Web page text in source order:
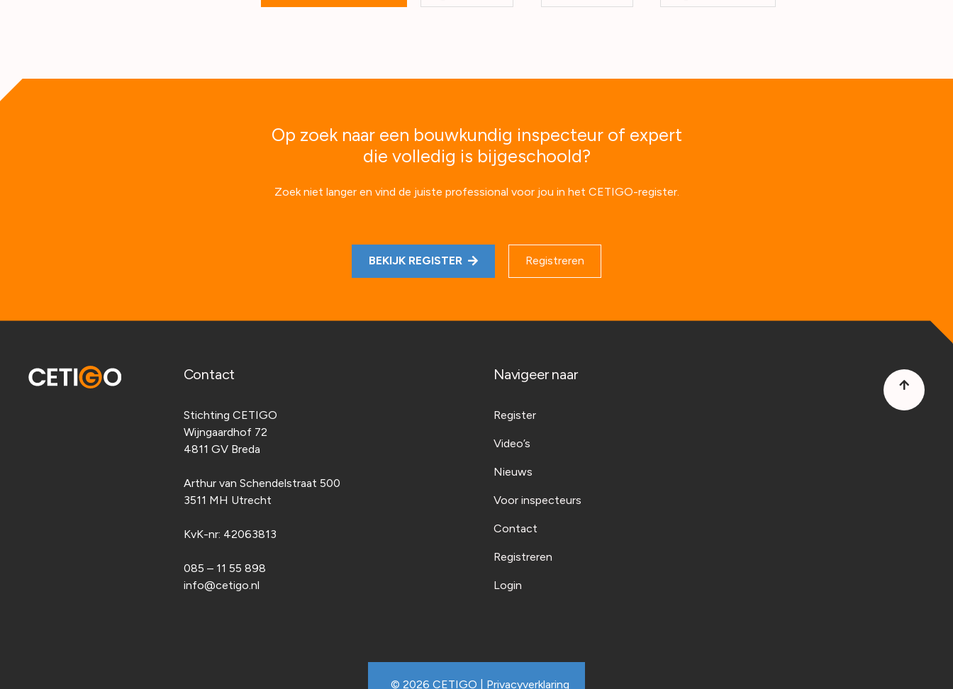
Op zoek naar een bouwkundig inspecteur of expert
die volledig is bijgeschoold?
Zoek niet langer en vind de juiste professional voor jou in het CETIGO-register.
BEKIJK REGISTER Registreren
Contact
Stichting CETIGO
Wijngaardhof 72
4811 GV Breda
Arthur van Schendelstraat 500
3511 MH Utrecht
KvK-nr: 42063813
085 – 11 55 898
info@cetigo.nl
Navigeer naar
Register
Video’s
Nieuws
Voor inspecteurs
Contact
Registreren
Login
© 2026 CETIGO | Privacyverklaring